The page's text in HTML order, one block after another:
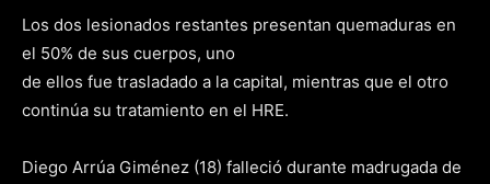
Los dos lesionados restantes presentan quemaduras en
el 50% de sus cuerpos, uno
de ellos fue trasladado a la capital, mientras que el otro
continúa su tratamiento en el HRE.
Diego Arrúa Giménez (18) falleció durante madrugada de